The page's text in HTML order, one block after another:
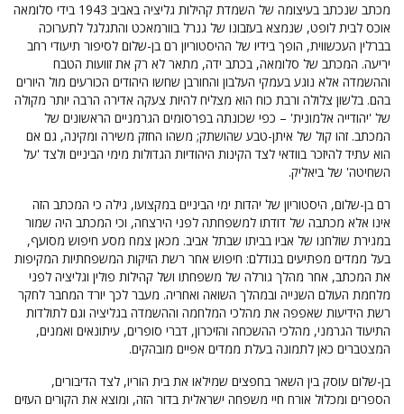
מכתב שנכתב בעיצומה של השמדת קהילות גליציה באביב 1943 בידי סלומאה
אוכס לבית לופט, שנמצא בעזבונו של גנרל בוורמאכט והתגלגל לתערוכה
בברלין העכשווית, הופך בידיו של ההיסטוריון רם בן-שלום לסיפור תיעודי רחב
יריעה. המכתב של סלומאה, בכתב ידה, מתאר לא רק את זוועות הטבח
וההשמדה אלא נוגע בעמקי העלבון והחורבן שחשו היהודים הכורעים מול היורים
בהם. בלשון צלולה ורבת כוח הוא מצליח להיות צעקה אדירה הרבה יותר מקולה
של 'יהודייה אלמונית' – כפי שכונתה בפרסומים הגרמניים הראשונים של
המכתב. זהו קול של איתן-טבע שהושתק; משהו החזק משירה ומקינה, גם אם
הוא עתיד להיזכר בוודאי לצד הקינות היהודיות הגדולות מימי הביניים ולצד 'על
השחיטה' של ביאליק.
רם בן-שלום, היסטוריון של יהדות ימי הביניים במקצועו, גילה כי המכתב הזה
אינו אלא מכתבה של דודתו למשפחתה לפני הירצחה, וכי המכתב היה שמור
במגירת שולחנו של אביו בביתו שבתל אביב. מכאן צמח מסע חיפוש מסועף,
בעל ממדים מפתיעים בגודלם: חיפוש אחר רשת הזיקות המשפחתיות המקיפות
את המכתב, אחר מהלך גורלה של משפחתו ושל קהילות פולין וגליציה לפני
מלחמת העולם השנייה ובמהלך השואה ואחריה. מעבר לכך יורד המחבר לחקר
רשת הידיעות שאפפה את מהלכי המלחמה וההשמדה בגליציה וגם לתולדות
התיעוד הגרמני, מהלכי ההשכחה והזיכרון, דברי סופרים, עיתונאים ואמנים,
המצטברים כאן לתמונה בעלת ממדים אפיים מובהקים.
בן-שלום עוסק בין השאר בחפצים שמילאו את בית הוריו, לצד הדיבורים,
הספרים ומכלול אורח חיי משפחה ישראלית בדור הזה, ומוצא את הקורים העזים